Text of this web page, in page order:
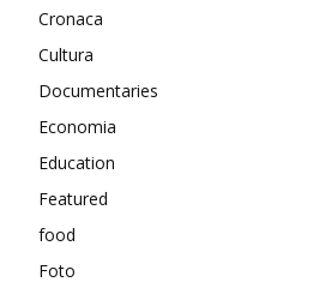
Cronaca
Cultura
Documentaries
Economia
Education
Featured
food
Foto